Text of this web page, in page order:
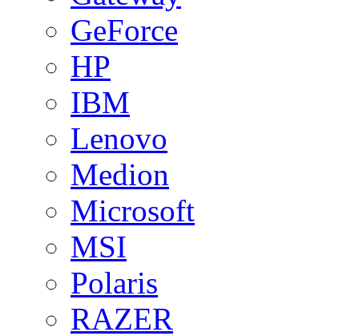
GeForce
HP
IBM
Lenovo
Medion
Microsoft
MSI
Polaris
RAZER